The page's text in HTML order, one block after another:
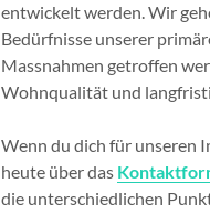
entwickelt werden. Wir
Bedürfnisse unserer
Massnahmen getroffen
Wohnqualität und
Wenn du dich für unseren
heute über das
die unterschiedlichen